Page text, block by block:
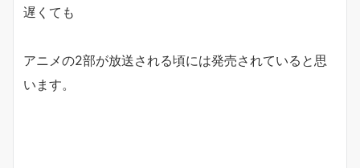
遅くても
アニメの2部が放送される頃には発売されていると思
います。